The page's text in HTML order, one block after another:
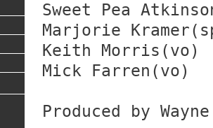
Sweet Pea
Marjorie
Keith Morris(vo)
Mick Farren(vo)
Produced by